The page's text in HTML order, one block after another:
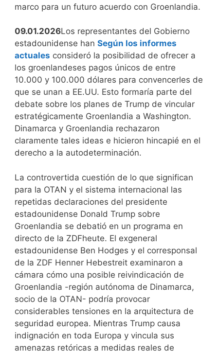
marco para un futuro acuerdo con Groenlandia.
09.01.2026Los representantes del Gobierno
estadounidense han Según los informes
actuales consideró la posibilidad de ofrecer a
los groenlandeses pagos únicos de entre
10.000 y 100.000 dólares para convencerles de
que se unan a EE.UU. Esto formaría parte del
debate sobre los planes de Trump de vincular
estratégicamente Groenlandia a Washington.
Dinamarca y Groenlandia rechazaron
claramente tales ideas e hicieron hincapié en el
derecho a la autodeterminación.
La controvertida cuestión de lo que significan
para la OTAN y el sistema internacional las
repetidas declaraciones del presidente
estadounidense Donald Trump sobre
Groenlandia se debatió en un programa en
directo de la ZDFheute. El exgeneral
estadounidense Ben Hodges y el corresponsal
de la ZDF Henner Hebestreit examinaron a
cámara cómo una posible reivindicación de
Groenlandia -región autónoma de Dinamarca,
socio de la OTAN- podría provocar
considerables tensiones en la arquitectura de
seguridad europea. Mientras Trump causa
indignación en toda Europa y vincula sus
amenazas retóricas a medidas reales de